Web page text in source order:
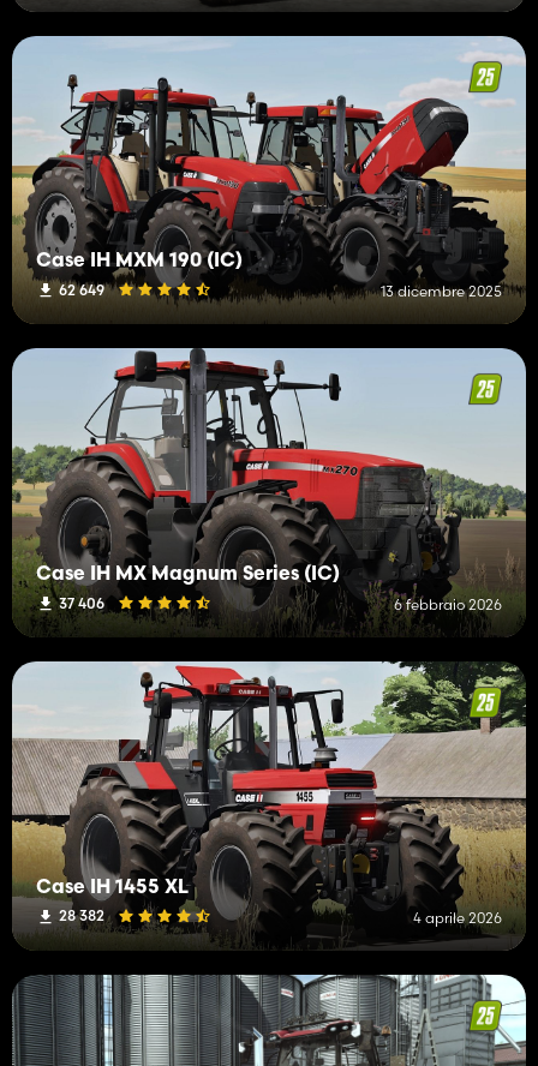
Case IH MXM 190 (IC)
62 649 13 dicembre 2025
Case IH MX Magnum Series (IC)
37 406 6 febbraio 2026
Case IH 1455 XL
28 382 4 aprile 2026